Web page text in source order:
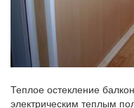
Теплое остекление
электрическим теплым